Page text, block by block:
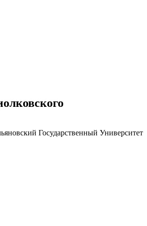
Государственный Университет